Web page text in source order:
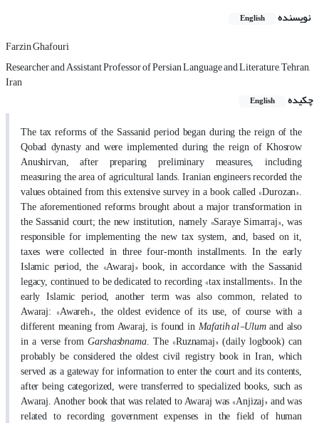
نویسنده English
Farzin Ghafouri
Researcher and Assistant Professor of Persian Language and Literature, Tehran,
Iran
چکیده
English
The tax reforms of the Sassanid period began during the reign of the
Qobad dynasty and were implemented during the reign of Khosrow
Anushirvan, after preparing preliminary measures, including
measuring the area of agricultural lands. Iranian engineers recorded the
values obtained from this extensive survey in a book called »Durozan«.
The aforementioned reforms brought about a major transformation in
the Sassanid court; the new institution, namely »Saraye Simarraj«, was
responsible for implementing the new tax system, and, based on it,
taxes were collected in three four-month installments. In the early
Islamic period, the »Awaraj«book, in accordance with the Sassanid
legacy, continued to be dedicated to recording »tax installments«. In the
early Islamic period, another term was also common, related to
Awaraj: »Awareh«, the oldest evidence of its use, of course with a
different meaning from Awaraj, is found in Mafatih al-Ulumand also
in a verse fromGarshasbnama. The »Ruznamaj«(daily logbook) can
probably be considered the oldest civil registry book in Iran, which
served as a gateway for information to enter the court and its contents,
after being categorized, were transferred to specialized books, such as
Awaraj. Another book that was related to Awaraj was »Anjizaj« and was
related to recording government expenses in the field of human